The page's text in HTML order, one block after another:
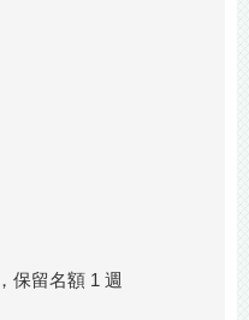
保留名額 1 週